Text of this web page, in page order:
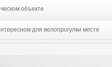
объекте
для велопрогулки месте